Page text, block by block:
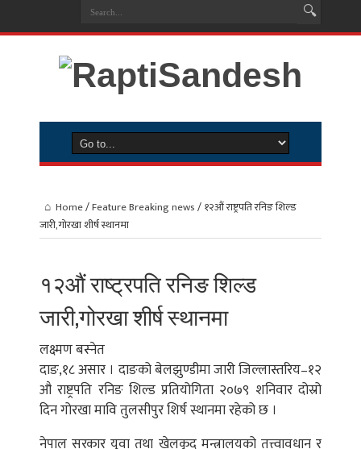
Home/Feature Breaking news/१२औं राष्ट्रपति रनिङ शिल्ड
जारी,गोरखा शीर्ष स्थानमा
१२औं राष्ट्रपति रनिङ शिल्ड
जारी,गोरखा शीर्ष स्थानमा
लक्ष्मण बस्नेत
दाङ,१८ असार । दाङको बेलझुण्डीमा जारी जिल्लास्तरिय–१२
औ राष्ट्रपति रनिङ शिल्ड प्रतियोगिता २०७९ शनिवार दोस्रो
दिन गोरखा मावि तुलसीपुर शिर्ष स्थानमा रहेको छ ।
नेपाल सरकार युवा तथा खेलकुद मन्त्रालयको तत्त्वावधान र